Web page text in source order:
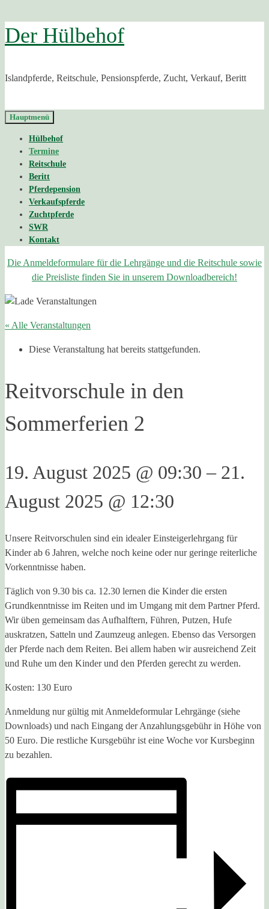
Zurück
zum
Der Hülbehof
Islandpferde, Reitschule, Pensionspferde, Zucht, Verkauf, Beritt
Hauptmenü
Hülbehof
Termine
Reitschule
Beritt
Pferdepension
Verkaufspferde
Zuchtpferde
SWR
Kontakt
Die Anmeldeformulare für die Lehrgänge und die Reitschule sowie
die Preisliste finden Sie in unserem Downloadbereich!
« Alle Veranstaltungen
Diese Veranstaltung hat bereits stattgefunden.
Reitvorschule in den
Sommerferien 2
19. August 2025 @ 09:30– 21.
August 2025 @ 12:30
Unsere Reitvorschulen sind ein idealer Einsteigerlehrgang für
Kinder ab 6 Jahren, welche noch keine oder nur geringe reiterliche
Vorkenntnisse haben.
Täglich von 9.30 bis ca. 12.30 lernen die Kinder die ersten
Grundkenntnisse im Reiten und im Umgang mit dem Partner Pferd.
Wir üben gemeinsam das Aufhalftern, Führen, Putzen, Hufe
auskratzen, Satteln und Zaumzeug anlegen. Ebenso das Versorgen
der Pferde nach dem Reiten. Bei allem haben wir ausreichend Zeit
und Ruhe um den Kinder und den Pferden gerecht zu werden.
Kosten: 130 Euro
Anmeldung nur gültig mit Anmeldeformular Lehrgänge (siehe
Downloads) und nach Eingang der Anzahlungsgebühr in Höhe von
50 Euro. Die restliche Kursgebühr ist eine Woche vor Kursbeginn
zu bezahlen.